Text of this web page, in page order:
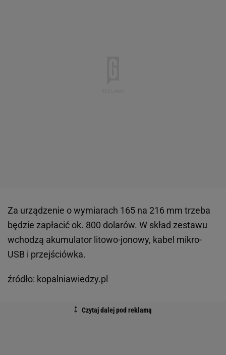
Za urządzenie o wymiarach 165 na 216 mm trzeba
będzie zapłacić ok. 800 dolarów. W skład zestawu
wchodzą akumulator litowo-jonowy, kabel mikro-
USB i przejściówka.
źródło: kopalniawiedzy.pl